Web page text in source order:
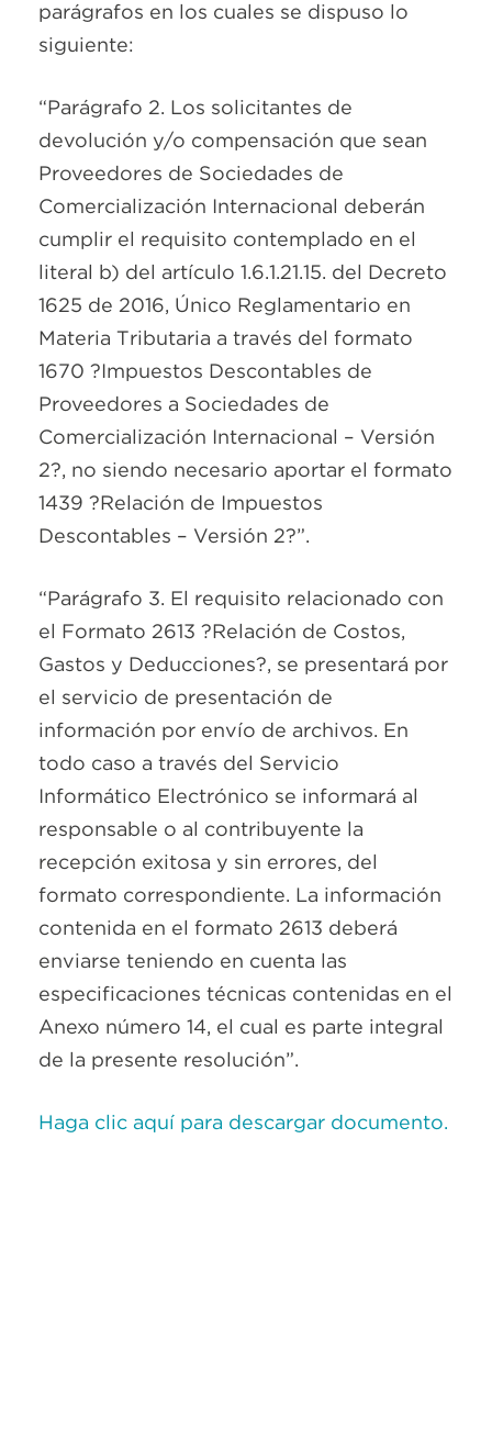
parágrafos en los cuales se dispuso lo
siguiente:
“Parágrafo 2. Los solicitantes de
devolución y/o compensación que sean
Proveedores de Sociedades de
Comercialización Internacional deberán
cumplir el requisito contemplado en el
literal b) del artículo 1.6.1.21.15. del Decreto
1625 de 2016, Único Reglamentario en
Materia Tributaria a través del formato
1670 ?Impuestos Descontables de
Proveedores a Sociedades de
Comercialización Internacional – Versión
2?, no siendo necesario aportar el formato
1439 ?Relación de Impuestos
Descontables – Versión 2?”.
“Parágrafo 3. El requisito relacionado con
el Formato 2613 ?Relación de Costos,
Gastos y Deducciones?, se presentará por
el servicio de presentación de
información por envío de archivos. En
todo caso a través del Servicio
Informático Electrónico se informará al
responsable o al contribuyente la
recepción exitosa y sin errores, del
formato correspondiente. La información
contenida en el formato 2613 deberá
enviarse teniendo en cuenta las
especificaciones técnicas contenidas en el
Anexo número 14, el cual es parte integral
de la presente resolución”.
Haga clic aquí para descargar documento.